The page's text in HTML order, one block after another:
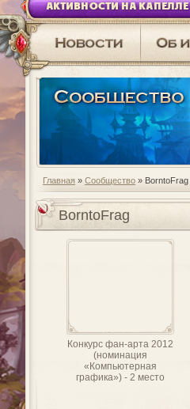
АКТИВНОСТИ НА КАПЕЛЛЕ
Главная » Сообщество » BorntoFrag
BorntoFrag
Конкурс фан-арта 2012
(номинация
«Компьютерная
графика») - 2 место